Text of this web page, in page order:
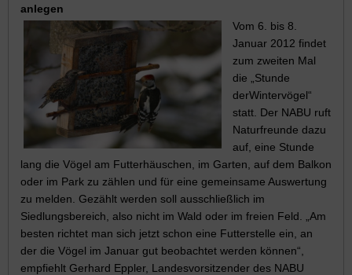
anlegen
Vom 6. bis 8.
Januar 2012 findet
zum zweiten Mal
die „Stunde
derWintervögel“
statt. Der NABU ruft
Naturfreunde dazu
auf, eine Stunde
lang die Vögel am Futterhäuschen, im Garten, auf dem Balkon
oder im Park zu zählen und für eine gemeinsame Auswertung
zu melden. Gezählt werden soll ausschließlich im
Siedlungsbereich, also nicht im Wald oder im freien Feld. „Am
besten richtet man sich jetzt schon eine Futterstelle ein, an
der die Vögel im Januar gut beobachtet werden können“,
empfiehlt Gerhard Eppler, Landesvorsitzender des NABU